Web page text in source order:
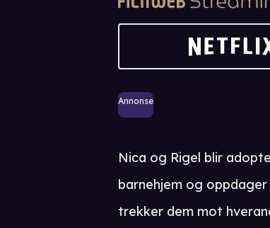
Annonse
Nica og Rigel blir
barnehjem og
trekker dem mot